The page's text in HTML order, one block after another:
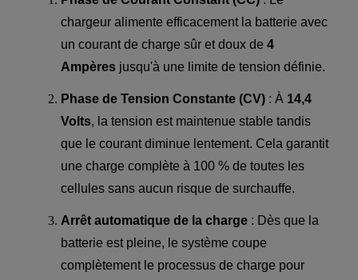
chargeur alimente efficacement la batterie avec
un courant de charge sûr et doux de 4
Ampères jusqu'à une limite de tension définie.
Phase de Tension Constante (CV) : À 14,4
Volts, la tension est maintenue stable tandis
que le courant diminue lentement. Cela garantit
une charge complète à 100 % de toutes les
cellules sans aucun risque de surchauffe.
Arrêt automatique de la charge : Dès que la
batterie est pleine, le système coupe
complètement le processus de charge pour